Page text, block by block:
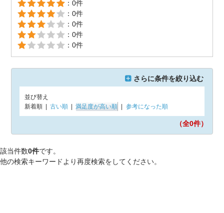
：0件
：0件
：0件
：0件
：0件
さらに条件を絞り込む
並び替え
新着順
古い順 満足度が高い順 参考になった順
（全0件）
該当件数0件です。
他の検索キーワードより再度検索をしてください。